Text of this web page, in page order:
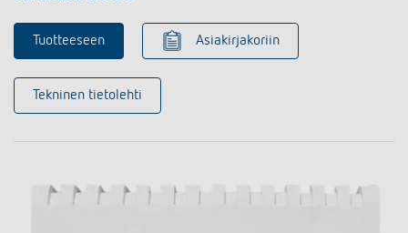
Tuotteeseen Asiakirjakoriin
Tekninen tietolehti